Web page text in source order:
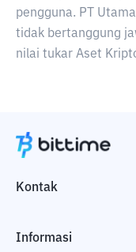
pengguna. PT
tidak bertanggung
nilai tukar Aset
Kontak
Informasi